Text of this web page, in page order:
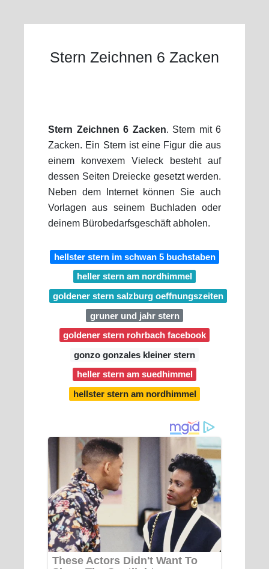
Stern Zeichnen 6 Zacken
Stern Zeichnen 6 Zacken. Stern mit 6
Zacken. Ein Stern ist eine Figur die aus
einem konvexem Vieleck besteht auf
dessen Seiten Dreiecke gesetzt werden.
Neben dem Internet können Sie auch
Vorlagen aus seinem Buchladen oder
deinem Bürobedarfsgeschäft abholen.
hellster stern im schwan 5 buchstaben
heller stern am nordhimmel
goldener stern salzburg oeffnungszeiten
gruner und jahr stern
goldener stern rohrbach facebook
gonzo gonzales kleiner stern
heller stern am suedhimmel
hellster stern am nordhimmel